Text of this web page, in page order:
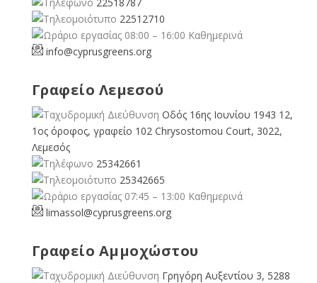
22512710
08:00 – 16:00 Καθημερινά
info@cyprusgreens.org
Γραφείο Λεμεσού
Οδός 16ης Ιουνίου 1943 12,
1ος όροφος, γραφείο 102 Chrysostomou Court, 3022,
Λεμεσός
25342661
25342665
07:45 – 13:00 Καθημερινά
limassol@cyprusgreens.org
Γραφείο Αμμοχώστου
Γρηγόρη Αυξεντίου 3, 5288